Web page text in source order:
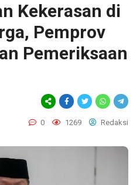
Kekerasan di
Pemprov
Pemeriksaan
0 1269 Redaksi